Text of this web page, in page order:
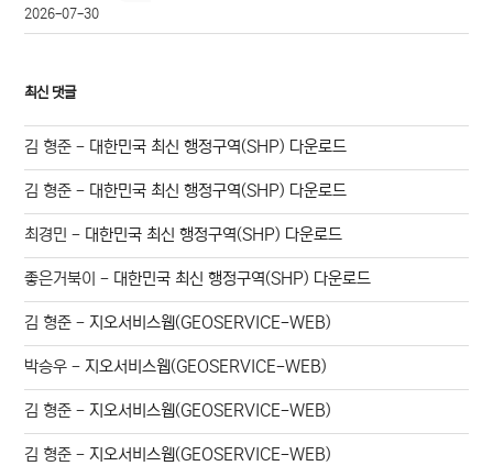
2026-07-30
최신 댓글
김 형준 - 대한민국 최신 행정구역(SHP) 다운로드
김 형준 - 대한민국 최신 행정구역(SHP) 다운로드
최경민 - 대한민국 최신 행정구역(SHP) 다운로드
좋은거북이 - 대한민국 최신 행정구역(SHP) 다운로드
김 형준 -지오서비스웹(GEOSERVICE-WEB)
박승우 -지오서비스웹(GEOSERVICE-WEB)
김 형준 -지오서비스웹(GEOSERVICE-WEB)
김 형준 -지오서비스웹(GEOSERVICE-WEB)